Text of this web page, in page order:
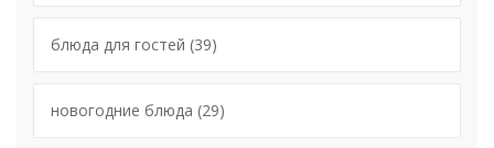
блюда для гостей (39)
новогодние блюда (29)